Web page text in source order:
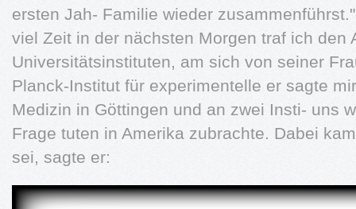
ersten Jah- Familie wieder
viel Zeit in der nächsten Morgen traf ich den
Universitätsinstituten, am sich von seiner
Planck-Institut für experimentelle er sagte
Medizin in Göttingen und an zwei Insti- uns
Frage tuten in Amerika zubrachte. Dabei
sei, sagte er: